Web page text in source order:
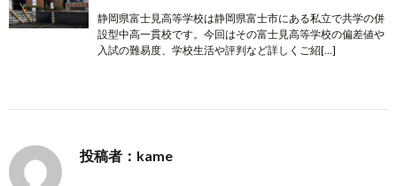
静岡県富士見高等学校は静岡県富士市にある私立で共学の併
設型中高一貫校です。今回はその富士見高等学校の偏差値や
入試の難易度、学校生活や評判など詳しくご紹[…]
投稿者：kame